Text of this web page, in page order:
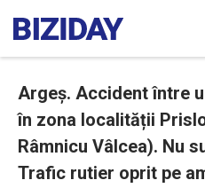
Argeș. Accident între
în zona localității
Râmnicu Vâlcea). Nu
Trafic rutier oprit pe